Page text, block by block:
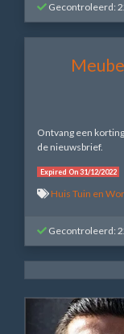
Gecontroleerd:
Ontvang een
de nieuwsbrief.
Expired On 31/12/2022
Huis Tuin en
Gecontroleerd: